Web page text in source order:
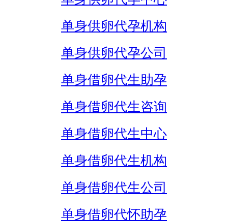
单身供卵代孕机构
单身供卵代孕公司
单身借卵代生助孕
单身借卵代生咨询
单身借卵代生中心
单身借卵代生机构
单身借卵代生公司
单身借卵代怀助孕